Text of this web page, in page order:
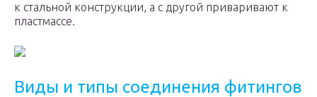
к стальной конструкции, а с другой приваривают к
пластмассе.
Виды и типы соединения фитингов